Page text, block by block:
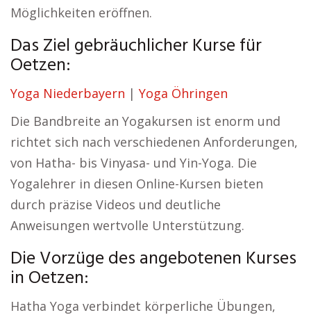
Möglichkeiten eröffnen.
Das Ziel gebräuchlicher Kurse für
Oetzen:
Yoga Niederbayern | Yoga Öhringen
Die Bandbreite an Yogakursen ist enorm und
richtet sich nach verschiedenen Anforderungen,
von Hatha- bis Vinyasa- und Yin-Yoga. Die
Yogalehrer in diesen Online-Kursen bieten
durch präzise Videos und deutliche
Anweisungen wertvolle Unterstützung.
Die Vorzüge des angebotenen Kurses
in Oetzen:
Hatha Yoga verbindet körperliche Übungen,